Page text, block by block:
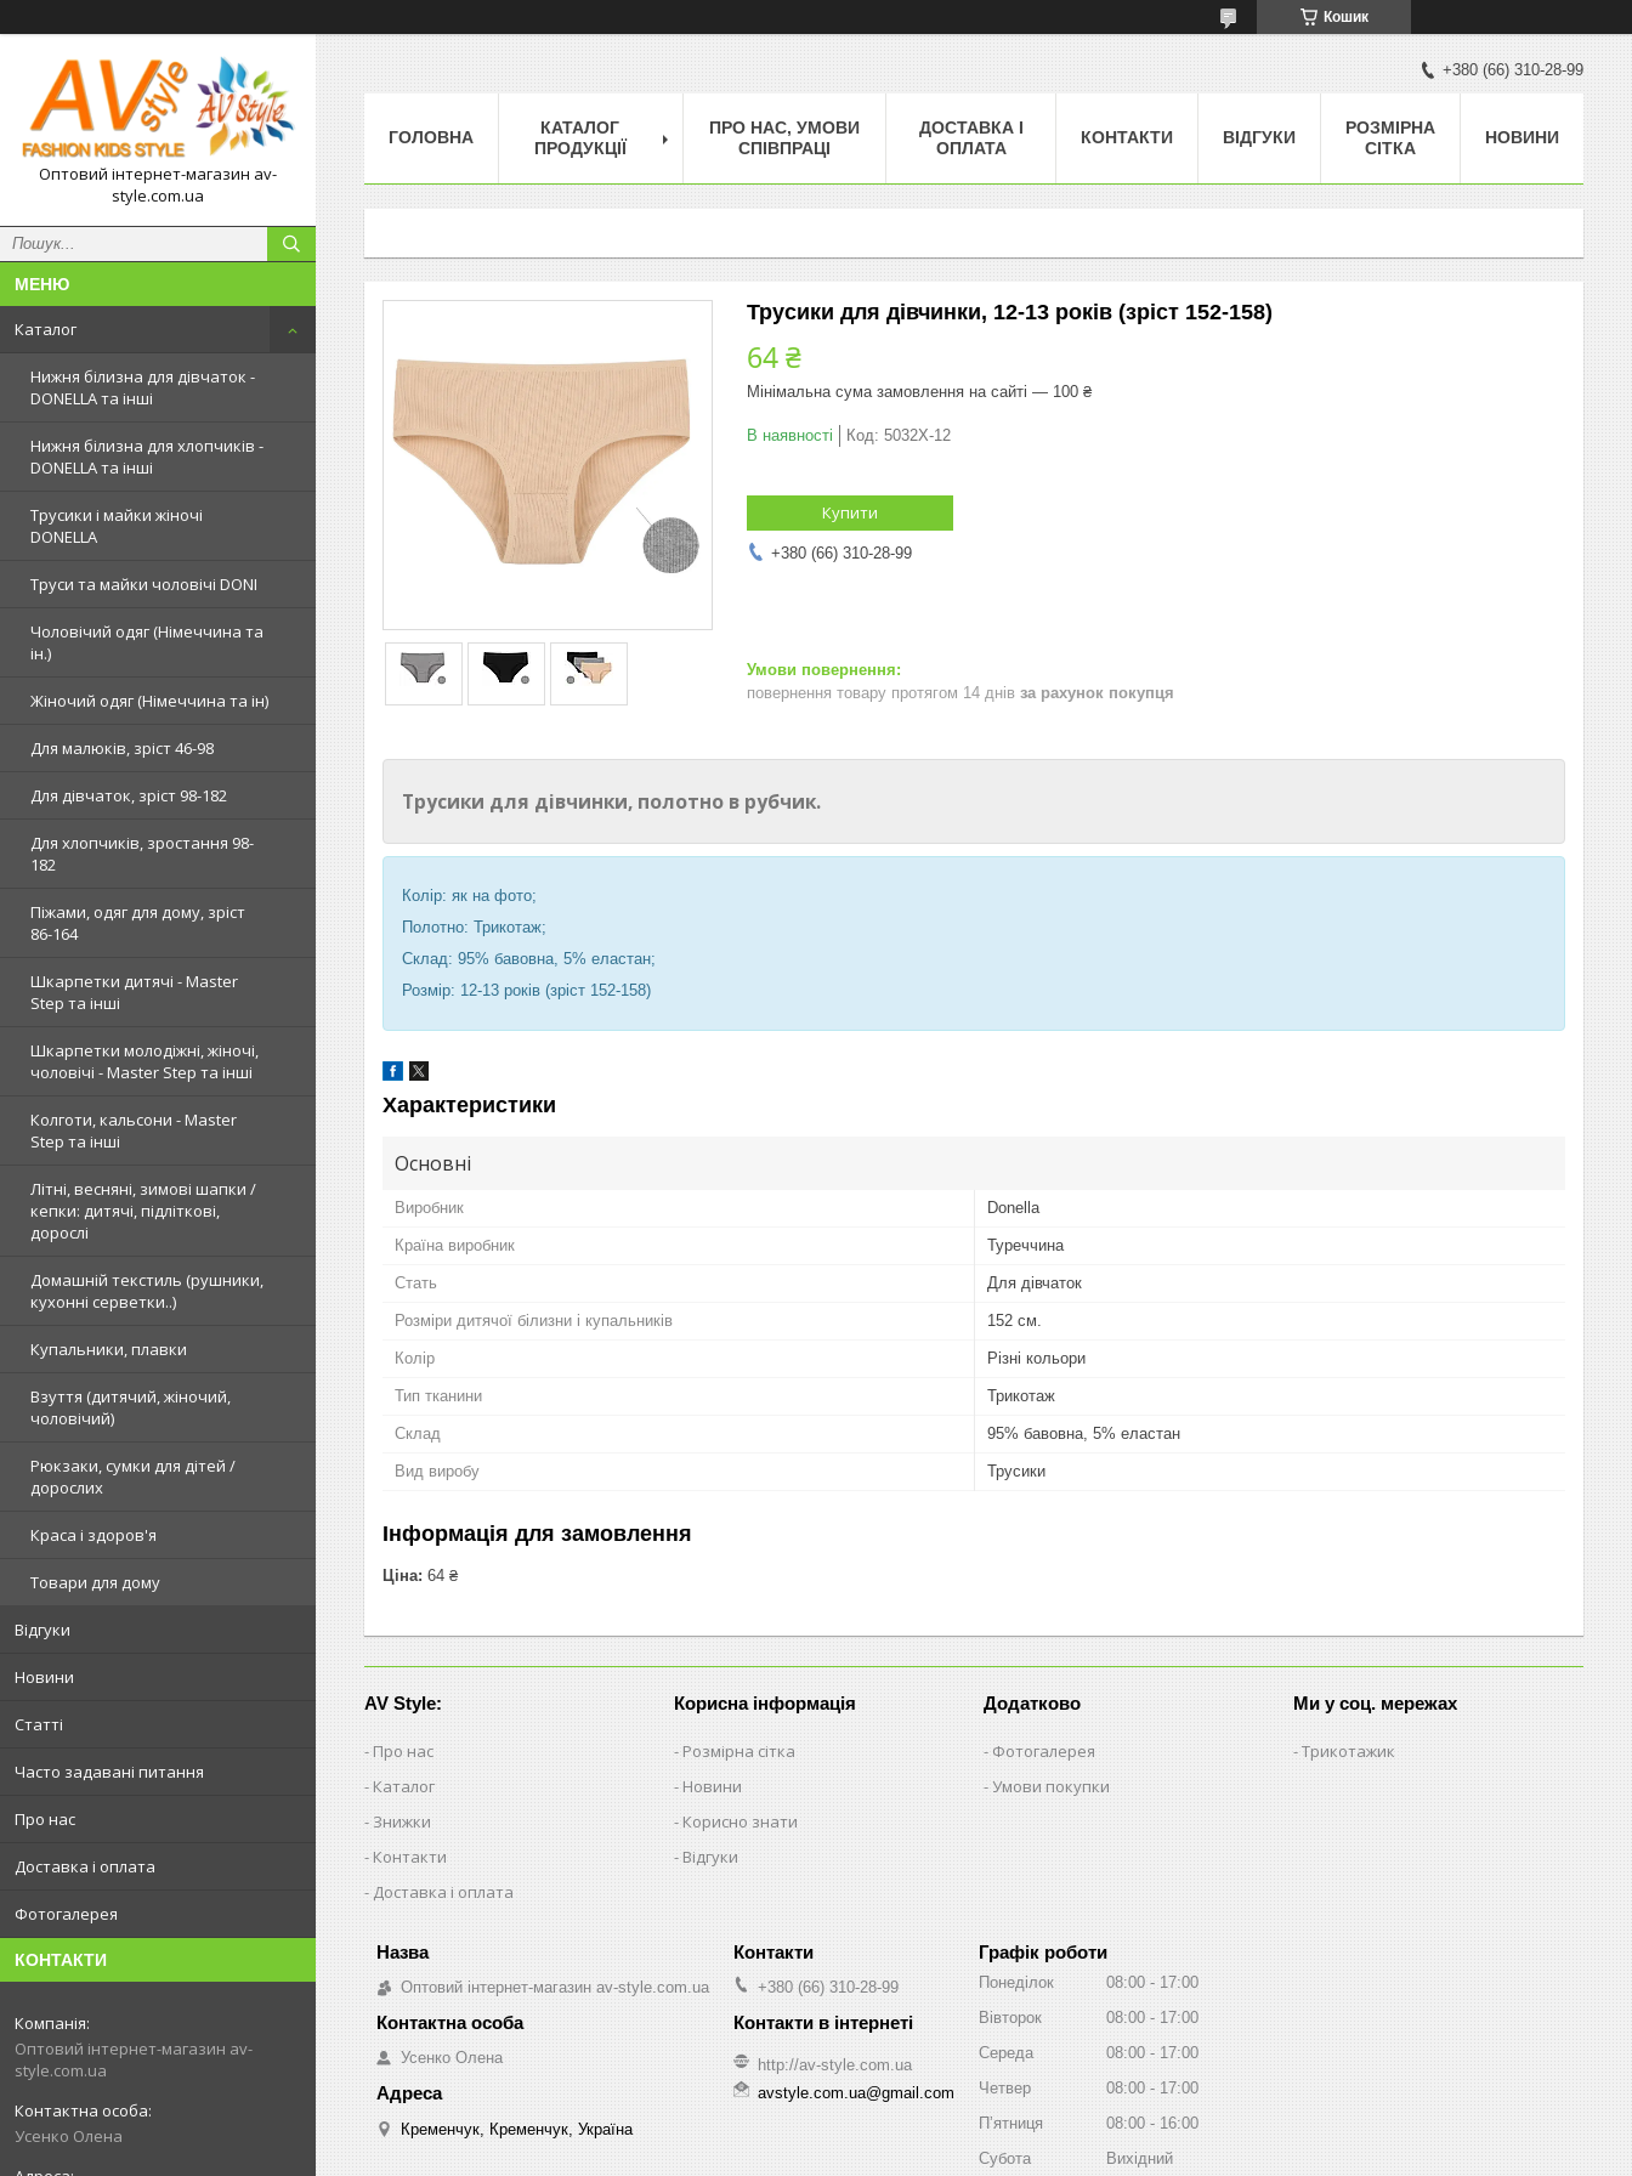
Кошик
Оптовий інтернет-магазин av-
style.com.ua
Каталог
Нижня білизна для дівчаток -
DONELLA та інші
Нижня білизна для хлопчиків -
DONELLA та інші
Трусики і майки жіночі
DONELLA
Труси та майки чоловічі DONI
Чоловічий одяг (Німеччина та
ін.)
Жіночий одяг (Німеччина та ін)
Для малюків, зріст 46-98
Для дівчаток, зріст 98-182
Для хлопчиків, зростання 98-
182
Піжами, одяг для дому, зріст
86-164
Шкарпетки дитячі - Master
Step та інші
Шкарпетки молодіжні, жіночі,
чоловічі - Master Step та інші
Колготи, кальсони - Master
Step та інші
Літні, весняні, зимові шапки /
кепки: дитячі, підліткові,
дорослі
Домашній текстиль (рушники,
кухонні серветки..)
Купальники, плавки
Взуття (дитячий, жіночий,
чоловічий)
Рюкзаки, сумки для дітей /
дорослих
Краса і здоров'я
Товари для дому
Відгуки
Новини
Статті
Часто задавані питання
Про нас
Доставка і оплата
Фотогалерея
КОНТАКТИ
Оптовий інтернет-магазин av-
style.com.ua
Усенко Олена
+380 (66) 310-28-99
ГОЛОВНА
КАТАЛОГ
ПРОДУКЦІЇ
ПРО НАС, УМОВИ
СПІВПРАЦІ
ДОСТАВКА І
ОПЛАТА
КОНТАКТИ ВІДГУКИ
РОЗМІРНА
СІТКА
НОВИНИ
Трусики для дівчинки, 12-13 років (зріст 152-158)
64 ₴
Мінімальна сума замовлення на сайті — 100 ₴
В наявності Код: 5032X-12
Купити
+380 (66) 310-28-99
повернення товару протягом 14 днів за рахунок покупця
Трусики для дівчинки, полотно в рубчик.
Колір: як на фото;
Полотно: Трикотаж;
Склад: 95% бавовна, 5% еластан;
Розмір: 12-13 років (зріст 152-158)
Характеристики
Основні
Виробник Donella
Країна виробник Туреччина
Стать Для дівчаток
Розміри дитячої білизни і купальників 152 см.
Колір Різні кольори
Тип тканини Трикотаж
Склад 95% бавовна, 5% еластан
Вид виробу Трусики
Інформація для замовлення
Ціна: 64 ₴
AV Style:
Про нас
Каталог
Знижки
Контакти
Доставка і оплата
Корисна інформація
Розмірна сітка
Новини
Корисно знати
Відгуки
Додатково
Фотогалерея
Умови покупки
Ми у соц. мережах
Трикотажик
Оптовий інтернет-магазин av-style.com.ua
Усенко Олена
Кременчук, Кременчук, Україна
+380 (66) 310-28-99
http://av-style.com.ua
avstyle.com.ua@gmail.com
Графік роботи
Понеділок 08:00
17:00
Вівторок
08:00
17:00
Середа
08:00
17:00
Четвер
08:00
17:00
Пʼятниця
08:00
16:00
Субота
Вихідний